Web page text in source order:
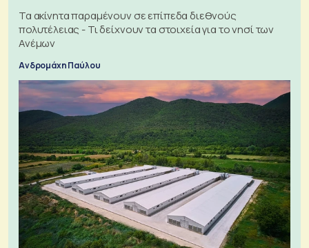
Τα ακίνητα παραμένουν σε επίπεδα διεθνούς
πολυτέλειας - Τι δείχνουν τα στοιχεία για το νησί των
Ανέμων
Ανδρομάχη Παύλου